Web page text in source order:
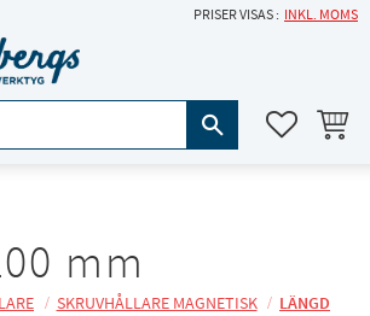
PRISER VISAS INKL. MOMS
mm
SKRUVHÅLLARE MAGNETISK
LÄNGD